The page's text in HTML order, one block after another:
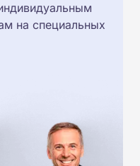
на специальных